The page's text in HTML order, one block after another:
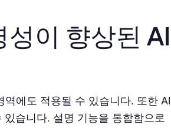
이 향상된 AI
에도 적용될 수 있습니다. 또한 AI
습니다. 설명 기능을 통합함으로